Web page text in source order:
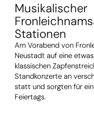
Musikalischer
Stationen
Am Vorabend von
Neustadt auf eine
klassischen
Standkonzerte an
statt und sorgten für
Feiertags.